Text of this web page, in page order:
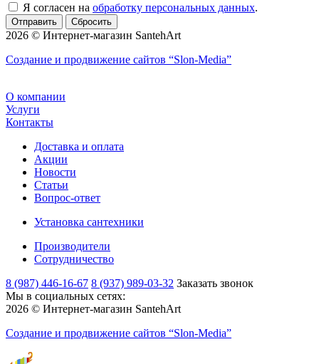
Я согласен на обработку персональных данных.
Сбросить
2026 © Интернет-магазин SantehArt
Создание и продвижение сайтов “Slon-Media”
О компании
Услуги
Контакты
Доставка и оплата
Акции
Новости
Статьи
Вопрос-ответ
Установка сантехники
Производители
Сотрудничество
8 (987) 446-16-67 8 (937) 989-03-32 Заказать звонок
Мы в социальных сетях:
2026 © Интернет-магазин SantehArt
Создание и продвижение сайтов “Slon-Media”